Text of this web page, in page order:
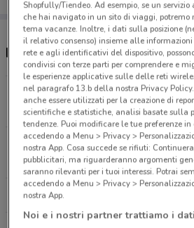
Negozi Fiducia &
Via Prenestina, 257 Roma
21.8 km
Via A. Volta, 32 Roma
23.9 km
CHIUSO
Shopfully/Tiendeo. Ad esempio, se un
che hai navigato in un sito di viaggi, potremo
tema vacanze. Inoltre, i dati sulla posizione
il relativo consenso) insieme alle
rete e agli identificativi del dispositivo,
condivisi con terze parti per comprendere e
le esperienze applicative sulle delle reti
nel paragrafo 13.b della nostra Privacy
anche essere utilizzati per la creazione di
scientifiche e statistiche, analisi basate sulla
tendenze. Puoi modificare le tue preferenze
accedendo a Menu > Privacy >
nostra App. Cosa succede se rifiuti:
pubblicitari, ma riguarderanno argomenti
saranno rilevanti per i tuoi interessi. Potrai
accedendo a Menu > Privacy >
nostra App.
Noi e i nostri partner trattiamo i